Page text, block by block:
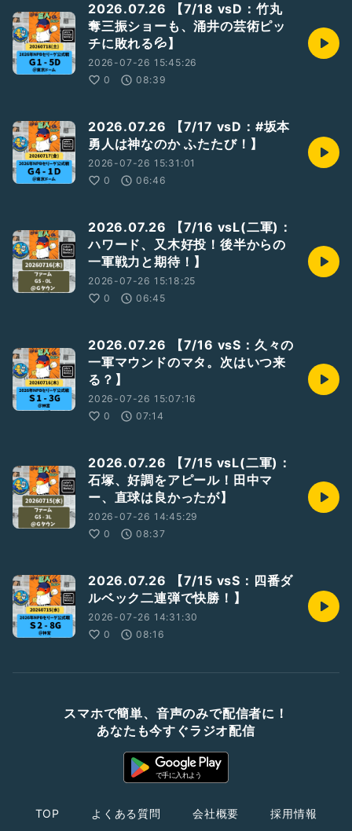
2026.07.26 【7/18 vsD：竹丸
奪三振ショーも、涌井の芸術ピッ
チに敗れる💦】
2026-07-26 15:45:26
0
08:39
2026.07.26 【7/17 vsD：#坂本
勇人は神なのか ふたたび！】
2026-07-26 15:31:01
0
06:46
2026.07.26 【7/16 vsL(二軍)：
ハワード、又木好投！後半からの
一軍戦力と期待！】
2026-07-26 15:18:25
0
06:45
2026.07.26 【7/16 vsS：久々の
一軍マウンドのマタ。次はいつ来
る？】
2026-07-26 15:07:16
0
07:14
2026.07.26 【7/15 vsL(二軍)：
石塚、好調をアピール！田中マ
ー、直球は良かったが】
2026-07-26 14:45:29
0
08:37
2026.07.26 【7/15 vsS：四番ダ
ルベック二連弾で快勝！】
2026-07-26 14:31:30
0
08:16
スマホで簡単、音声のみで配信者に！
あなたも今すぐラジオ配信
TOP よくある質問 会社概要
採用情報